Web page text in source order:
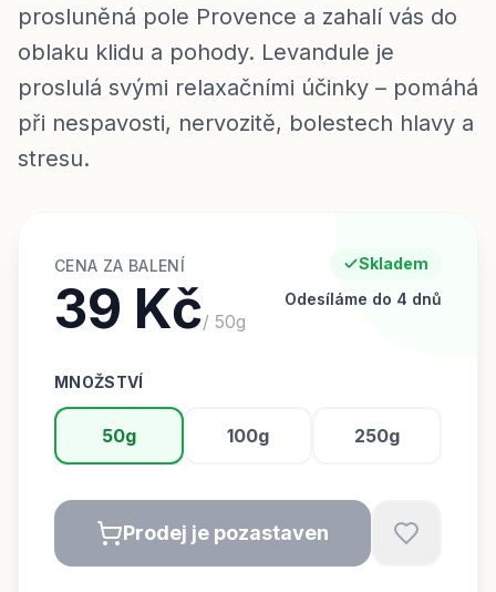
prosluněná pole Provence a zahalí vás do
oblaku klidu a pohody. Levandule je
proslulá svými relaxačními účinky – pomáhá
při nespavosti, nervozitě, bolestech hlavy a
stresu.
CENA ZA BALENÍ
39 Kč/ 50g
Skladem
Odesíláme do 4 dnů
MNOŽSTVÍ
50g 100g 250g
Prodej je pozastaven